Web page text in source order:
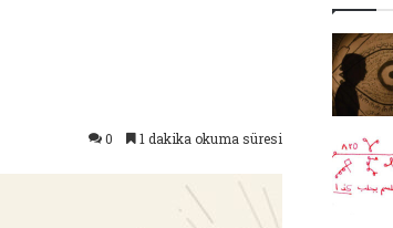
0 1 dakika okuma süresi